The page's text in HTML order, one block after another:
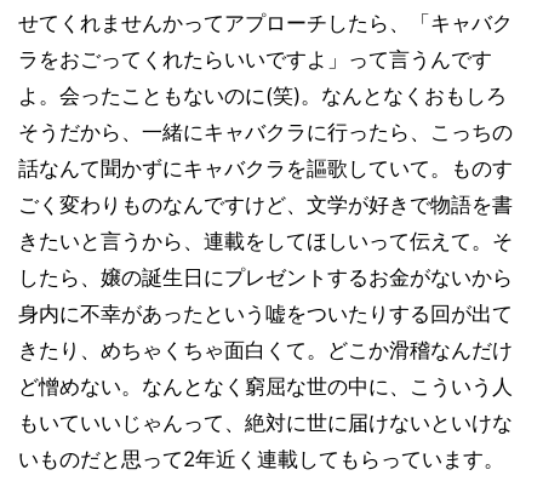
せてくれませんかってアプローチしたら、「キャバク
ラをおごってくれたらいいですよ」って言うんです
よ。会ったこともないのに(笑)。なんとなくおもしろ
そうだから、一緒にキャバクラに行ったら、こっちの
話なんて聞かずにキャバクラを謳歌していて。ものす
ごく変わりものなんですけど、文学が好きで物語を書
きたいと言うから、連載をしてほしいって伝えて。そ
したら、嬢の誕生日にプレゼントするお金がないから
身内に不幸があったという嘘をついたりする回が出て
きたり、めちゃくちゃ面白くて。どこか滑稽なんだけ
ど憎めない。なんとなく窮屈な世の中に、こういう人
もいていいじゃんって、絶対に世に届けないといけな
いものだと思って2年近く連載してもらっています。